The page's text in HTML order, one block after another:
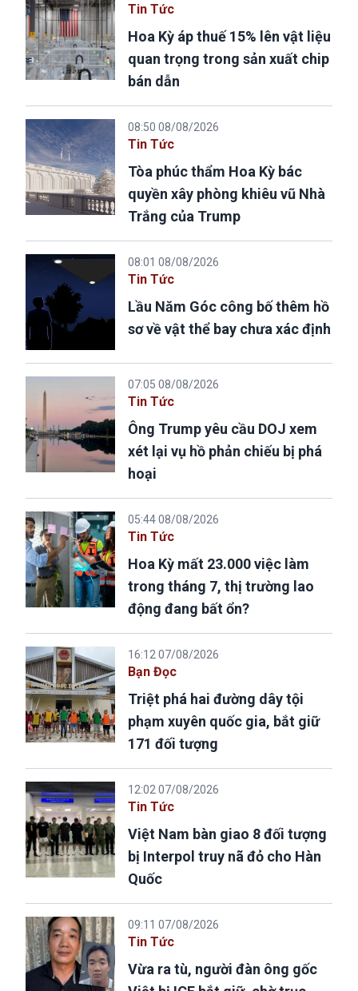
Tin Tức
Hoa Kỳ áp thuế 15% lên vật liệu
quan trọng trong sản xuất chip
bán dẫn
08:50 08/08/2026
Tin Tức
Tòa phúc thẩm Hoa Kỳ bác
quyền xây phòng khiêu vũ Nhà
Trắng của Trump
08:01 08/08/2026
Tin Tức
Lầu Năm Góc công bố thêm hồ
sơ về vật thể bay chưa xác định
07:05 08/08/2026
Tin Tức
Ông Trump yêu cầu DOJ xem
xét lại vụ hồ phản chiếu bị phá
hoại
05:44 08/08/2026
Tin Tức
Hoa Kỳ mất 23.000 việc làm
trong tháng 7, thị trường lao
động đang bất ổn?
16:12 07/08/2026
Bạn Đọc
Triệt phá hai đường dây tội
phạm xuyên quốc gia, bắt giữ
171 đối tượng
12:02 07/08/2026
Tin Tức
Việt Nam bàn giao 8 đối tượng
bị Interpol truy nã đỏ cho Hàn
Quốc
09:11 07/08/2026
Tin Tức
Vừa ra tù, người đàn ông gốc